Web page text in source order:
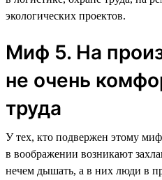
экологических проектов.
Миф 5. На
не очень
труда
У тех, кто подвержен этому
в воображении возникают
нечем дышать, а в них люди в